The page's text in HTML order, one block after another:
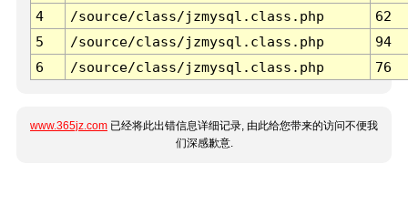
4
/source/class/jzmysql.class.php
62
5
/source/class/jzmysql.class.php
94
6
/source/class/jzmysql.class.php 76
www.365jz.com 已经将此出错信息详细记录, 由此给您带来的访问不便我
们深感歉意.